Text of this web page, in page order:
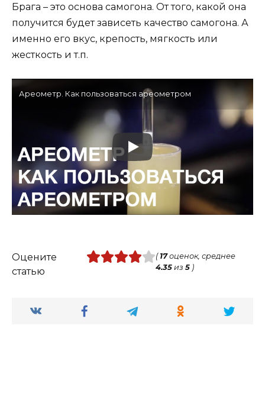
Брага – это основа самогона. От того, какой она
получится будет зависеть качество самогона. А
именно его вкус, крепость, мягкость или
жесткость и т.п.
Ареометр. Как пользоваться ареометром
Оцените
статью
( 17оценок, среднее
4.35 из5 )